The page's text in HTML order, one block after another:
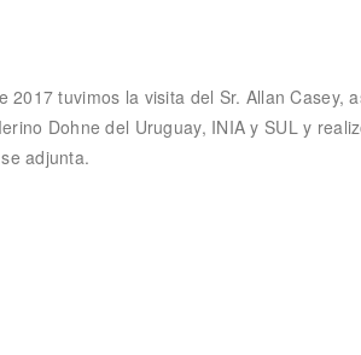
2017 tuvimos la visita del Sr. Allan Casey,
Dohne del Uruguay, INIA y SUL y
adjunta.